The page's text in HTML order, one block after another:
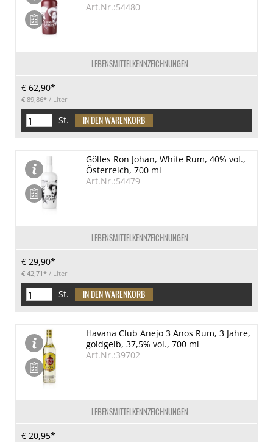
LEBENSMITTELKENNZEICHNUNGEN
Art.Nr.:54480
€ 62,90*
€ 89,86* / Liter
St.
LEBENSMITTELKENNZEICHNUNGEN
Gölles Ron Johan, White Rum, 40% vol.,
Österreich, 700 ml
Art.Nr.:54479
€ 29,90*
€ 42,71* / Liter
St.
LEBENSMITTELKENNZEICHNUNGEN
Havana Club Anejo 3 Anos Rum, 3 Jahre,
goldgelb, 37,5% vol., 700 ml
Art.Nr.:39702
€ 20,95*